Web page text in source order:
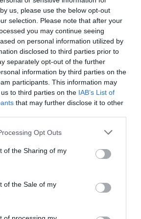
us, please use the below opt-out
selection. Please note that after your
you may continue seeing
on personal information utilized by
disclosed to third parties prior to
separately opt-out of the further
information by third parties on the
participants. This information may
to third parties on the IAB’s List of
that may further disclose it to other
Opt Outs
of the Sharing of my
of the Sale of my
vers
Ctra.
Guardia Civil
Carr. A
A
0,3 km
la2esortie (E-
/Málaga/Sevilla
0,2 km
A-7
del
2,7 km
pour A-381
en
0,3 km
87,4
Données cartographiques
©2016 Google, Inst. Geogr.
Nacional
Autres forfaits
partir de
Algeciras,
Espagne
Espagne à 7800 Beja,
temps 4 heures 26